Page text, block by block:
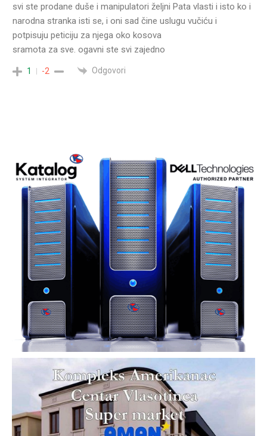
svi ste prodane duše i manipulatori željni Pata vlasti i isto ko i
narodna stranka isti se, i oni sad čine uslugu vučiću i
potpisuju peticiju za njega oko kosova
sramota za sve. ogavni ste svi zajedno
1 -2 Odgovori